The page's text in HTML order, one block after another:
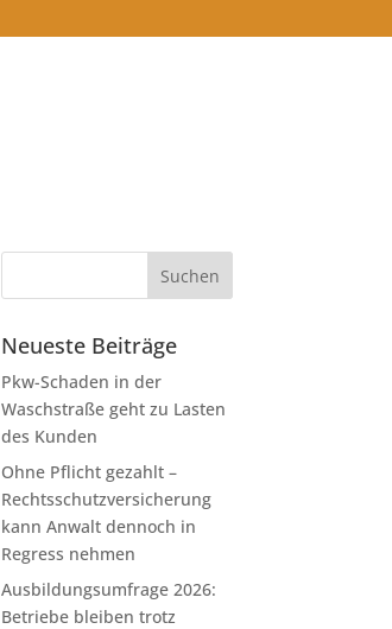
Neueste Beiträge
Pkw-Schaden in der
Waschstraße geht zu Lasten
des Kunden
Ohne Pflicht gezahlt –
Rechtsschutzversicherung
kann Anwalt dennoch in
Regress nehmen
Ausbildungsumfrage 2026:
Betriebe bleiben trotz